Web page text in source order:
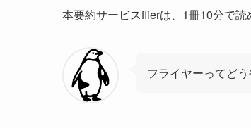
本要約サービスflierは、1冊10分で読
フライヤーってど